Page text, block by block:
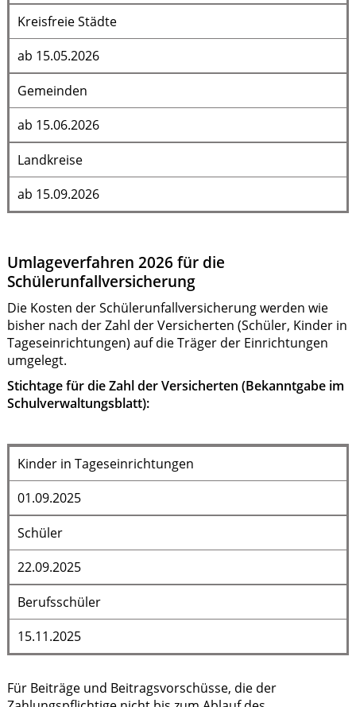
Kreisfreie Städte
ab 15.05.2026
Gemeinden
ab 15.06.2026
Landkreise
ab 15.09.2026
Umlageverfahren 2026 für die
Schülerunfallversicherung
Die Kosten der Schülerunfallversicherung werden wie
bisher nach der Zahl der Versicherten (Schüler, Kinder in
Tageseinrichtungen) auf die Träger der Einrichtungen
umgelegt.
Stichtage für die Zahl der Versicherten (Bekanntgabe im
Schulverwaltungsblatt):
Kinder in Tageseinrichtungen
01.09.2025
Schüler
22.09.2025
Berufsschüler
15.11.2025
Für Beiträge und Beitragsvorschüsse, die der